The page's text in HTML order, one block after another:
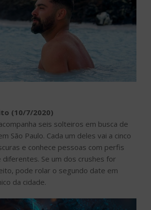
(10/7/2020)
seis solteiros em busca de
São Paulo. Cada um deles vai a cinco
e conhece pessoas com perfis
Se um dos crushes for
pode rolar o segundo date em
da cidade.